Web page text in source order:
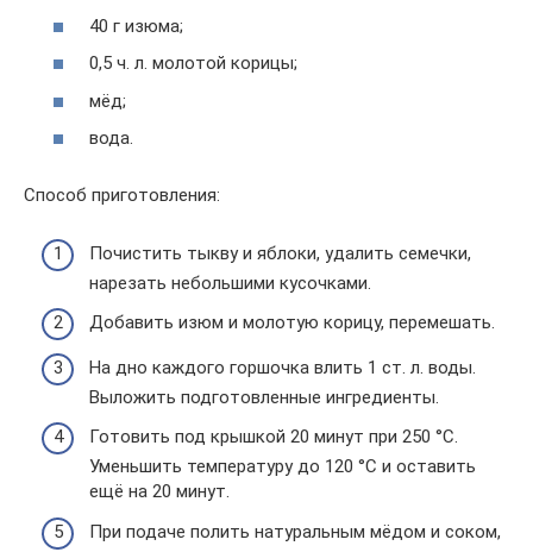
40 г изюма;
0,5 ч. л. молотой корицы;
мёд;
вода.
Способ приготовления:
Почистить тыкву и яблоки, удалить семечки,
нарезать небольшими кусочками.
Добавить изюм и молотую корицу, перемешать.
На дно каждого горшочка влить 1 ст. л. воды.
Выложить подготовленные ингредиенты.
Готовить под крышкой 20 минут при 250 °C.
Уменьшить температуру до 120 °C и оставить
ещё на 20 минут.
При подаче полить натуральным мёдом и соком,